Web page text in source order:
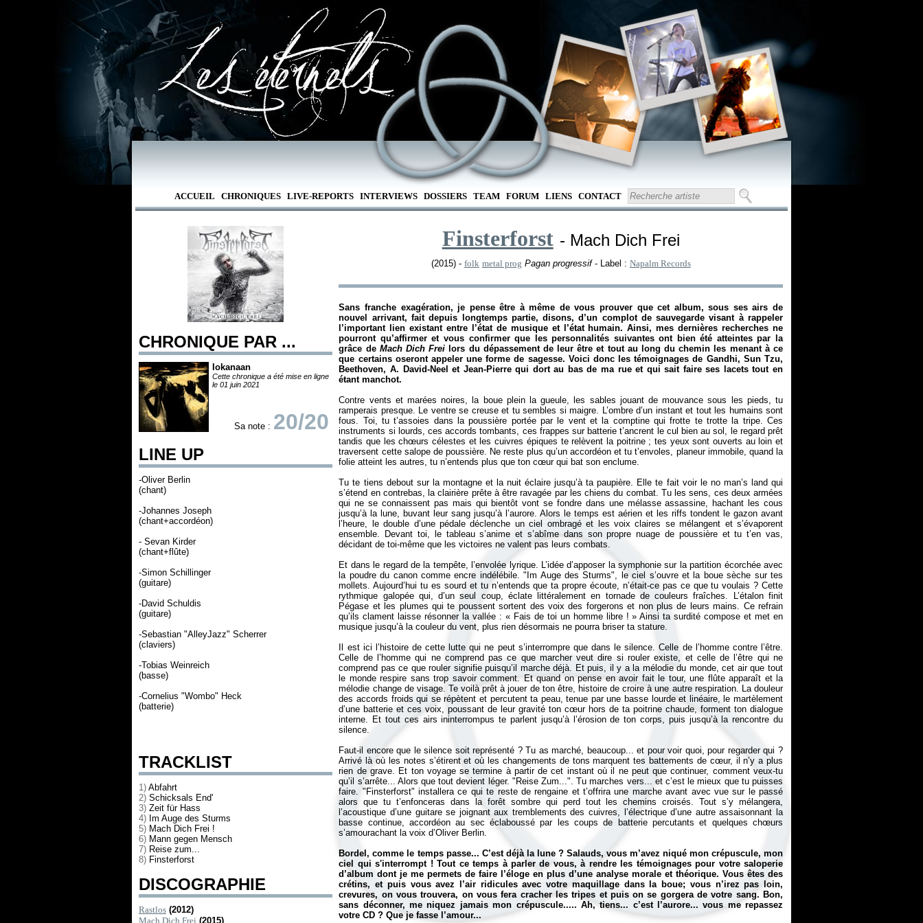
ACCUEIL CHRONIQUES LIVE-REPORTS INTERVIEWS DOSSIERS TEAM FORUM LIENS CONTACT
CHRONIQUE PAR ...
Iokanaan
Cette chronique a été mise en ligne
le 01 juin 2021
Sa note : 20/20
LINE UP
-Oliver Berlin
(chant)
-Johannes Joseph
(chant+accordéon)
- Sevan Kirder
(chant+flûte)
-Simon Schillinger
(guitare)
-David Schuldis
(guitare)
-Sebastian "AlleyJazz" Scherrer
(claviers)
-Tobias Weinreich
(basse)
-Cornelius "Wombo" Heck
(batterie)
TRACKLIST
1) Abfahrt
2) Schicksals End'
3) Zeit für Hass
4) Im Auge des Sturms
5) Mach Dich Frei !
6) Mann gegen Mensch
7) Reise zum...
8) Finsterforst
DISCOGRAPHIE
Rastlos (2012)
Mach Dich Frei (2015)
Finsterforst - Mach Dich Frei
(2015) - folk metal prog Pagan progressif- Label : Napalm Records
Sans franche exagération, je pense être à même de vous prouver que cet album, sous ses airs de
nouvel arrivant, fait depuis longtemps partie, disons, d’un complot de sauvegarde visant à rappeler
l’important lien existant entre l’état de musique et l’état humain. Ainsi, mes dernières recherches ne
pourront qu’affirmer et vous confirmer que les personnalités suivantes ont bien été atteintes par la
grâce de Mach Dich Frei lors du dépassement de leur être et tout au long du chemin les menant à ce
que certains oseront appeler une forme de sagesse. Voici donc les témoignages de Gandhi, Sun Tzu,
Beethoven, A. David-Neel et Jean-Pierre qui dort au bas de ma rue et qui sait faire ses lacets tout en
étant manchot.
Contre vents et marées noires, la boue plein la gueule, les sables jouant de mouvance sous les pieds, tu
ramperais presque. Le ventre se creuse et tu sembles si maigre. L’ombre d’un instant et tout les humains sont
fous. Toi, tu t’assoies dans la poussière portée par le vent et la comptine qui frotte te trotte la tripe. Ces
instruments si lourds, ces accords tombants, ces frappes sur batterie t’ancrent le cul bien au sol, le regard prêt
tandis que les chœurs célestes et les cuivres épiques te relèvent la poitrine ; tes yeux sont ouverts au loin et
traversent cette salope de poussière. Ne reste plus qu’un accordéon et tu t’envoles, planeur immobile, quand la
folie atteint les autres, tu n’entends plus que ton cœur qui bat son enclume.
Tu te tiens debout sur la montagne et la nuit éclaire jusqu’à ta paupière. Elle te fait voir le no man’s land qui
s’étend en contrebas, la clairière prête à être ravagée par les chiens du combat. Tu les sens, ces deux armées
qui ne se connaissent pas mais qui bientôt vont se fondre dans une mélasse assassine, hachant les cous
jusqu’à la lune, buvant leur sang jusqu’à l’aurore. Alors le temps est aérien et les riffs tondent le gazon avant
l’heure, le double d’une pédale déclenche un ciel ombragé et les voix claires se mélangent et s’évaporent
ensemble. Devant toi, le tableau s’anime et s’abîme dans son propre nuage de poussière et tu t’en vas,
décidant de toi-même que les victoires ne valent pas leurs combats.
Et dans le regard de la tempête, l’envolée lyrique. L’idée d’apposer la symphonie sur la partition écorchée avec
la poudre du canon comme encre indélébile. "Im Auge des Sturms", le ciel s’ouvre et la boue sèche sur tes
mollets. Aujourd’hui tu es sourd et tu n’entends que ta propre écoute, n’était-ce pas ce que tu voulais ? Cette
rythmique galopée qui, d’un seul coup, éclate littéralement en tornade de couleurs fraîches. L’étalon finit
Pégase et les plumes qui te poussent sortent des voix des forgerons et non plus de leurs mains. Ce refrain
qu’ils clament laisse résonner la vallée : « Fais de toi un homme libre !» Ainsi ta surdité compose et met en
musique jusqu’à la couleur du vent, plus rien désormais ne pourra briser ta stature.
Il est ici l’histoire de cette lutte qui ne peut s’interrompre que dans le silence. Celle de l’homme contre l’être.
Celle de l’homme qui ne comprend pas ce que marcher veut dire si rouler existe, et celle de l’être qui ne
comprend pas ce que rouler signifie puisqu’il marche déjà. Et puis, il y a la mélodie du monde, cet air que tout
le monde respire sans trop savoir comment. Et quand on pense en avoir fait le tour, une flûte apparaît et la
mélodie change de visage. Te voilà prêt à jouer de ton être, histoire de croire à une autre respiration. La douleur
des accords froids qui se répètent et percutent ta peau, tenue par une basse lourde et linéaire, le martèlement
d’une batterie et ces voix, poussant de leur gravité ton cœur hors de ta poitrine chaude, forment ton dialogue
interne. Et tout ces airs ininterrompus te parlent jusqu’à l’érosion de ton corps, puis jusqu’à la rencontre du
silence.
Faut-il encore que le silence soit représenté ? Tu as marché, beaucoup... et pour voir quoi, pour regarder qui ?
Arrivé là où les notes s’étirent et où les changements de tons marquent tes battements de cœur, il n’y a plus
rien de grave. Et ton voyage se termine à partir de cet instant où il ne peut que continuer, comment veux-tu
qu’il s’arrête... Alors que tout devient léger. "Reise Zum...". Tu marches vers... et c’est le mieux que tu puisses
faire. "Finsterforst" installera ce qui te reste de rengaine et t’offrira une marche avant avec vue sur le passé
alors que tu t’enfonceras dans la forêt sombre qui perd tout les chemins croisés. Tout s’y mélangera,
l’acoustique d’une guitare se joignant aux tremblements des cuivres, l’électrique d’une autre assaisonnant la
basse continue, accordéon au sec éclaboussé par les coups de batterie percutants et quelques chœurs
s’amourachant la voix d’Oliver Berlin.
Bordel, comme le temps passe... C’est déjà la lune ? Salauds, vous m’avez niqué mon crépuscule, mon
ciel qui s'interrompt ! Tout ce temps à parler de vous, à rendre les témoignages pour votre saloperie
d’album dont je me permets de faire l’éloge en plus d’une analyse morale et théorique. Vous êtes des
crétins, et puis vous avez l’air ridicules avec votre maquillage dans la boue; vous n’irez pas loin,
crevures, on vous trouvera, on vous fera cracher les tripes et puis on se gorgera de votre sang. Bon,
sans déconner, me niquez jamais mon crépuscule..... Ah, tiens... c’est l’aurore... vous me repassez
votre CD ? Que je fasse l’amour...